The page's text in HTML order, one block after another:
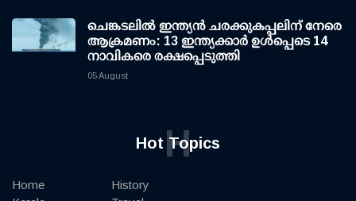
ചെങ്കടലില്‍ ഇന്ത്യന്‍ ചരക്കുകപ്പലിന് നേരെ
ആക്രമണം: 13 ഇന്ത്യക്കാര്‍ ഉള്‍പ്പെടെ 14
നാവികരെ രക്ഷപ്പെടുത്തി
05 August
Hot Topics
H
Home
History